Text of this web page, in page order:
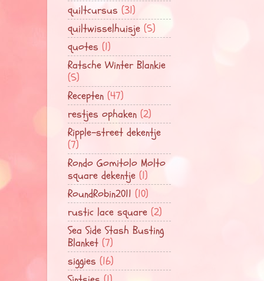
quiltcursus (31)
quiltwisselhuisje (5)
quotes (1)
Ratsche Winter Blankie
(5)
Recepten (47)
restjes ophaken (2)
Ripple-street dekentje
(7)
Rondo Gomitolo Molto
square dekentje (1)
RoundRobin2011 (10)
rustic lace square (2)
Sea Side Stash Busting
Blanket (7)
siggies (16)